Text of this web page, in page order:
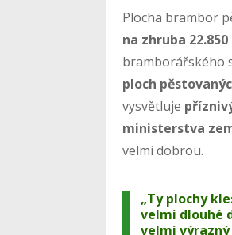
Plocha brambor
na zhruba
bramborářského
ploch
vysvětluje
ministerstva
velmi dobrou.
„Ty plochy
velmi dlouhé
velmi výrazný